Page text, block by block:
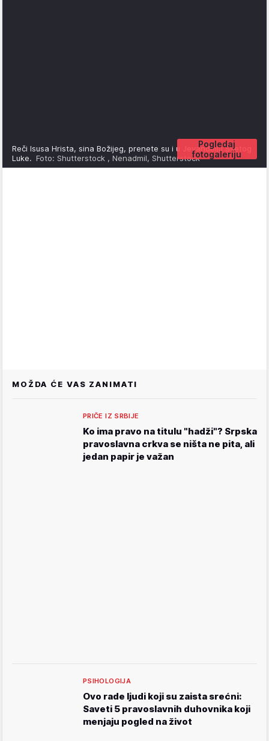
Pogledaj
fotogaleriju
Reči Isusa Hrista, sina Božijeg, prenete su i u Jevanđelju Svetog
Luke. Foto: Shutterstock , Nenadmil, Shutterstock
MOŽDA ĆE VAS ZANIMATI
PRIČE IZ SRBIJE
Ko ima pravo na titulu "hadži"? Srpska
pravoslavna crkva se ništa ne pita, ali
jedan papir je važan
PSIHOLOGIJA
Ovo rade ljudi koji su zaista srećni:
Saveti 5 pravoslavnih duhovnika koji
menjaju pogled na život